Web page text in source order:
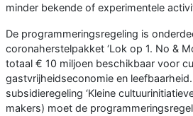
minder bekende of experimentele
De programmeringsregeling is
coronaherstelpakket ‘Lok op 1. No &
totaal € 10 miljoen beschikbaar voor
gastvrijheidseconomie en
subsidieregeling ‘Kleine
makers) moet de